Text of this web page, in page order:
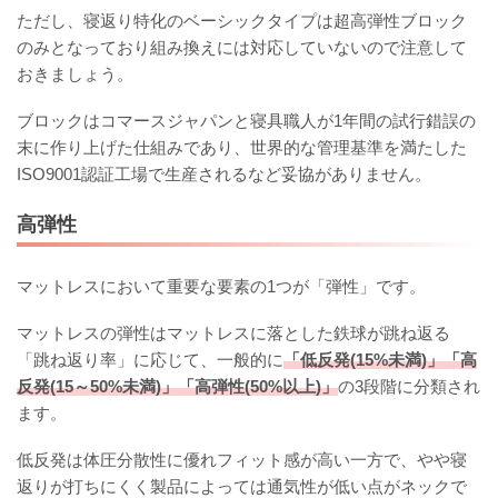
ただし、寝返り特化のベーシックタイプは超高弾性ブロック
のみとなっており組み換えには対応していないので注意して
おきましょう。
ブロックはコマースジャパンと寝具職人が1年間の試行錯誤の
末に作り上げた仕組みであり、世界的な管理基準を満たした
ISO9001認証工場で生産されるなど妥協がありません。
高弾性
マットレスにおいて重要な要素の1つが「弾性」です。
マットレスの弾性はマットレスに落とした鉄球が跳ね返る
「跳ね返り率」に応じて、一般的に「低反発(15%未満)」「高
反発(15～50%未満)」「高弾性(50%以上)」の3段階に分類され
ます。
低反発は体圧分散性に優れフィット感が高い一方で、やや寝
返りが打ちにくく製品によっては通気性が低い点がネックで